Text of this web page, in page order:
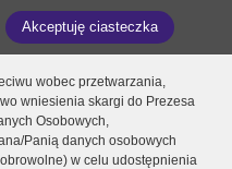
Akceptuję ciasteczka
wobec przetwarzania,
wniesienia skargi do Prezesa
Osobowych,
Panią danych osobowych
w celu udostępnienia